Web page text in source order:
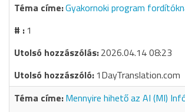
Gyakornoki program
1
2026.04.14 08:23
1DayTranslation.com
Mennyire hihető az AI (MI)